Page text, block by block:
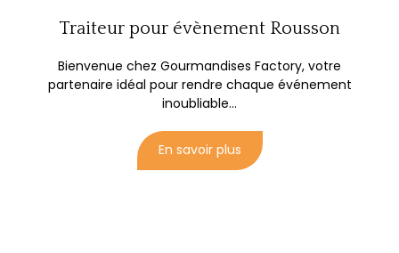
Traiteur pour évènement Rousson
Bienvenue chez Gourmandises Factory, votre
partenaire idéal pour rendre chaque événement
inoubliable...
En savoir plus